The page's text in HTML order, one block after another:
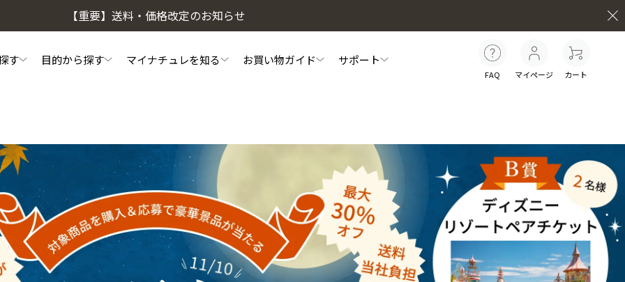
【重要】送料・価格改定のお知らせ
す
薬用スカルプシャンプー スカルプフローラブースター スカルプリッチナイトセラム
目的から探す
頭皮ケア ヘアケア 白髪ケア インナーケア
マイナチュレを知る お買い物ガイド サポート
FAQ マイページ カート